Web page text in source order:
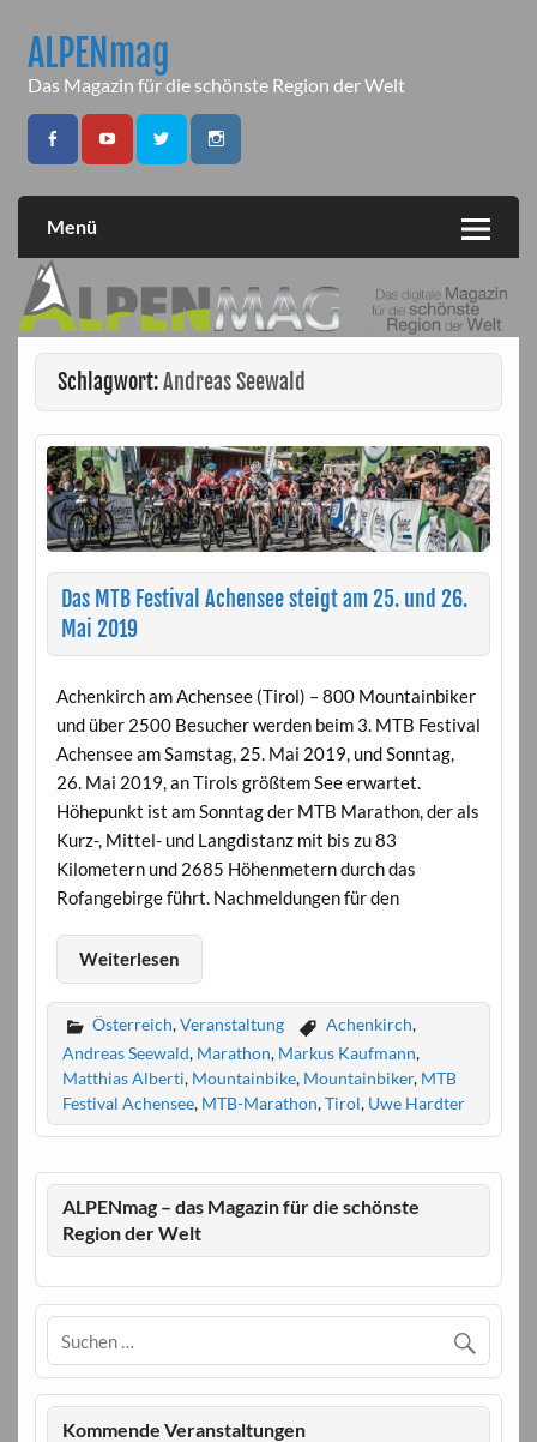
contentALPENmag
Das Magazin für die schönste Region der Welt
Menü
Schlagwort:Andreas Seewald
Das MTB Festival Achensee steigt am 25. und 26.
Mai 2019
Achenkirch am Achensee (Tirol) – 800 Mountainbiker
und über 2500 Besucher werden beim 3. MTB Festival
Achensee am Samstag, 25. Mai 2019, und Sonntag,
26. Mai 2019, an Tirols größtem See erwartet.
Höhepunkt ist am Sonntag der MTB Marathon, der als
Kurz-, Mittel- und Langdistanz mit bis zu 83
Kilometern und 2685 Höhenmetern durch das
Rofangebirge führt. Nachmeldungen für den
Weiterlesen
Österreich,Veranstaltung Achenkirch,
Andreas Seewald, Marathon, Markus Kaufmann,
Matthias Alberti, Mountainbike, Mountainbiker, MTB
Festival Achensee, MTB-Marathon,Tirol, Uwe Hardter
ALPENmag – das Magazin für die schönste
Region der Welt
Kommende Veranstaltungen